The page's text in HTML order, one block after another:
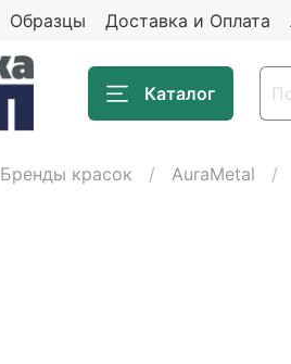
Образцы Доставка и Оплата
Каталог
Бренды красок AuraMetal